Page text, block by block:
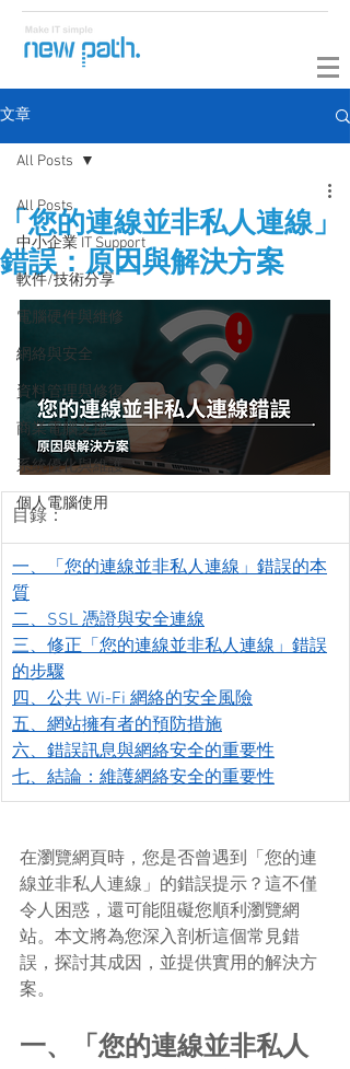
文章
All Posts
中小企業 IT Support
軟件/技術分享
電腦硬件與維修
網絡與安全
資料管理與修復
商業電腦支援
系統優化與維護
個人電腦使用
All Posts
「您的連線並非私人連線」
錯誤：原因與解決方案
目錄：
一、「您的連線並非私人連線」錯誤的本
質
二、SSL 憑證與安全連線
三、修正「您的連線並非私人連線」錯誤
的步驟
四、公共 Wi-Fi 網絡的安全風險
五、網站擁有者的預防措施
六、錯誤訊息與網絡安全的重要性
七、結論：維護網絡安全的重要性
在瀏覽網頁時，您是否曾遇到「您的連
線並非私人連線」的錯誤提示？這不僅
令人困惑，還可能阻礙您順利瀏覽網
站。本文將為您深入剖析這個常見錯
誤，探討其成因，並提供實用的解決方
案。
一、「您的連線並非私人